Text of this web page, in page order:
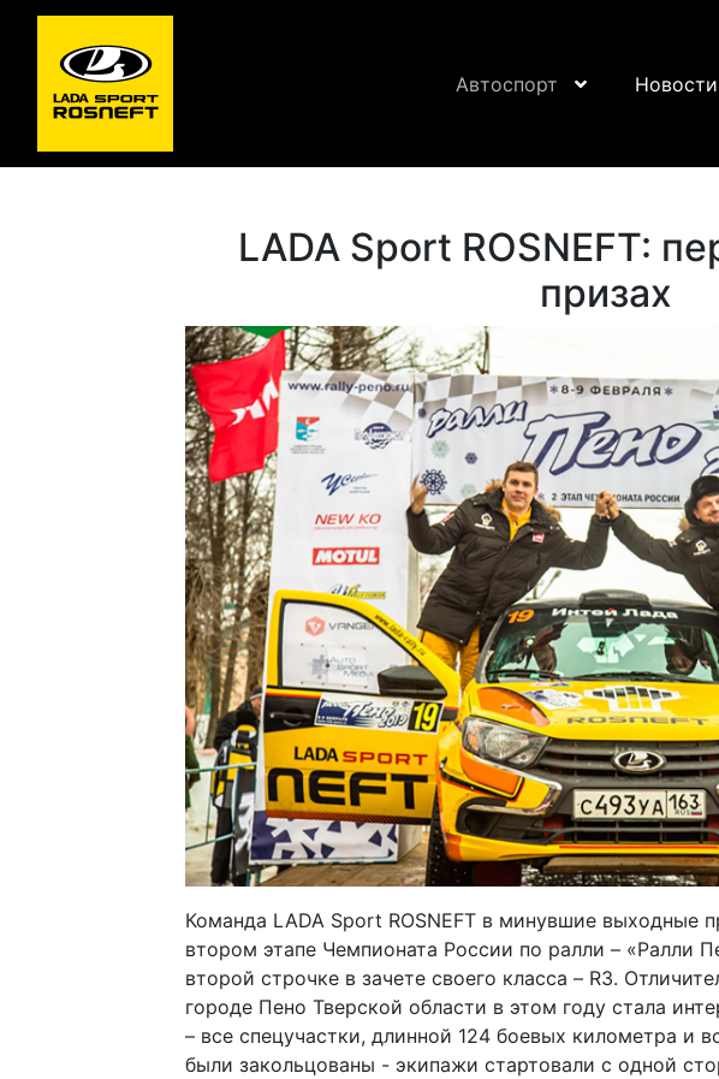
Автоспорт Новости
LADA Sport ROSNEFT:
призах
Команда LADA Sport ROSNEFT в минувшие выходные
втором этапе Чемпионата России по ралли – «Ралли
второй строчке в зачете своего класса – R3.
городе Пено Тверской области в этом году стала
– все спецучастки, длинной 124 боевых километра и
были закольцованы - экипажи стартовали с одной